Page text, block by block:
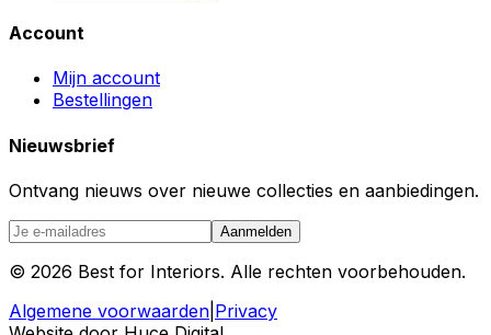
Account
Mijn account
Bestellingen
Nieuwsbrief
Ontvang nieuws over nieuwe collecties en aanbiedingen.
Aanmelden
© 2026 Best for Interiors. Alle rechten voorbehouden.
Algemene voorwaarden Privacy